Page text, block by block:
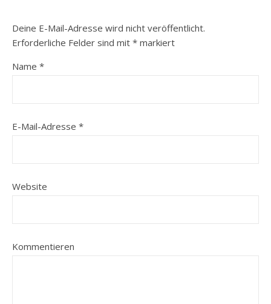
Deine E-Mail-Adresse wird nicht veröffentlicht.
Erforderliche Felder sind mit * markiert
Name *
E-Mail-Adresse *
Website
Kommentieren